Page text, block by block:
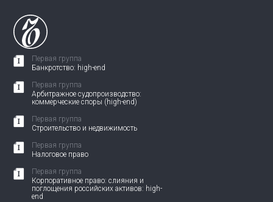
Первая группа
Банкротство: high-end
Первая группа
Арбитражное судопроизводство:
коммерческие споры (high-end)
Первая группа
Строительство и недвижимость
Первая группа
Налоговое право
Первая группа
Корпоративное право: слияния и
поглощения российских активов: high-
end